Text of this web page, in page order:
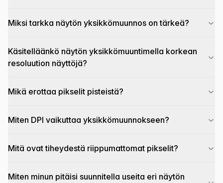
Miksi tarkka näytön yksikkömuunnos on tärkeä?
Käsitelläänkö näytön yksikkömuuntimella korkean
resoluution näyttöjä?
Mikä erottaa pikselit pisteistä?
Miten DPI vaikuttaa yksikkömuunnokseen?
Mitä ovat tiheydestä riippumattomat pikselit?
Miten minun pitäisi suunnitella useita eri näytön